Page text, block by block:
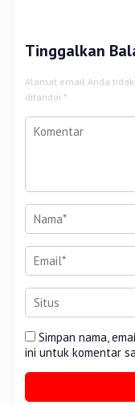
Tinggalkan
Alamat email Anda
ditandai *
Simpan nama,
ini untuk komentar